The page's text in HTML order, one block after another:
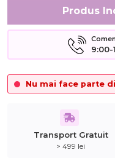
Produs
9:00-
Nu mai face parte
Transport Gratuit
> 499 lei